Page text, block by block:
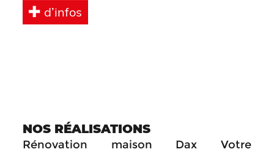
d’infos
NOS RÉALISATIONS
Rénovation maison Dax Votre